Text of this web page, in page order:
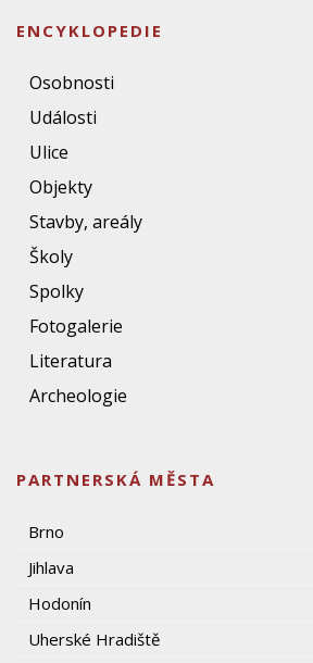
ENCYKLOPEDIE
Osobnosti
Události
Ulice
Objekty
Stavby, areály
Školy
Spolky
Fotogalerie
Literatura
Archeologie
PARTNERSKÁ MĚSTA
Brno
Jihlava
Hodonín
Uherské Hradiště